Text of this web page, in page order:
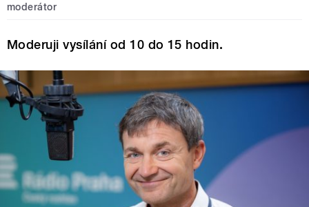
moderátor
Moderuji vysílání od 10 do 15 hodin.